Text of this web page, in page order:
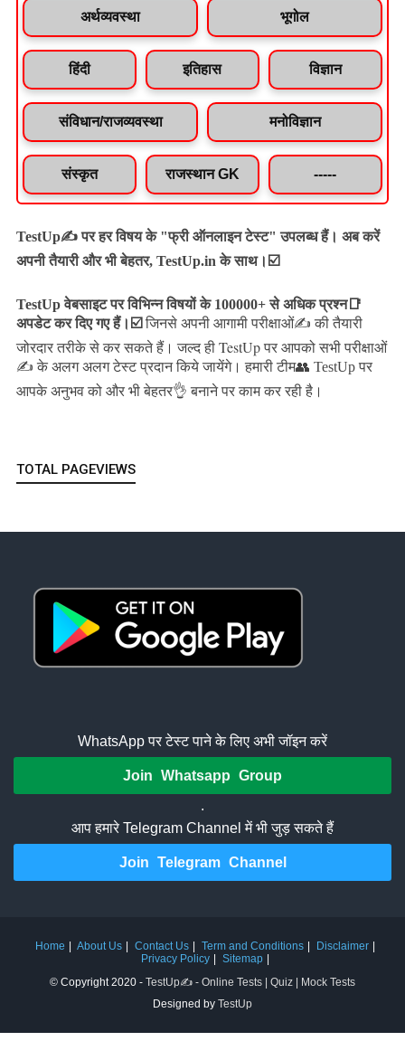
अर्थव्यवस्था भूगोल
हिंदी इतिहास विज्ञान
संविधान/राजव्यवस्था मनोविज्ञान
संस्कृत राजस्थान GK -----
TestUp✍️ पर हर विषय के "फ्री ऑनलाइन टेस्ट" उपलब्ध हैं। अब करें
अपनी तैयारी और भी बेहतर, TestUp.in के साथ।☑️
TestUp वेबसाइट पर विभिन्न विषयों के 100000+ से अधिक प्रश्न📑
अपडेट कर दिए गए हैं। ☑️ जिनसे अपनी आगामी परीक्षाओं✍️ की तैयारी
जोरदार तरीके से कर सकते हैं।जल्द ही TestUp पर आपको सभी परीक्षाओं
✍️ के अलग अलग टेस्ट प्रदान किये जायेंगे। हमारी टीम👥 TestUp पर
आपके अनुभव को और भी बेहतर👌 बनाने पर काम कर रही है।
TOTAL PAGEVIEWS
WhatsApp पर टेस्ट पाने के लिए अभी जॉइन करें
Join Whatsapp Group
.
आप हमारे Telegram Channel में भी जुड़ सकते हैं
Join Telegram Channel
Home About Us Contact Us Term and Conditions
Disclaimer
Privacy Policy
Sitemap
© Copyright 2020 - TestUp✍️ - Online Tests | Quiz | Mock Tests
Designed by TestUp